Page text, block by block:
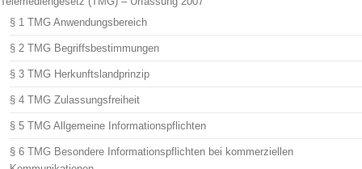
§ 1 TMG Anwendungsbereich
§ 2 TMG Begriffsbestimmungen
§ 3 TMG Herkunftslandprinzip
§ 4 TMG Zulassungsfreiheit
§ 5 TMG Allgemeine Informationspflichten
§ 6 TMG Besondere Informationspflichten bei kommerziellen